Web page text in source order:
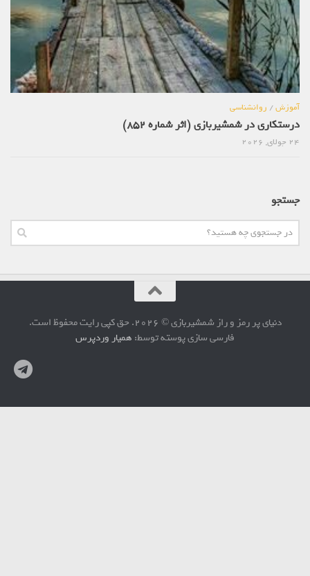
آموزش/روانشناسی
درستکاری در شمشیربازی (اثر شماره 852)
جستجو
دنیای پر رمز و راز شمشیربازی © 2026. حق کپی رایت محفوظ است.
فارسی سازی پوسته توسط:همیار وردپرس